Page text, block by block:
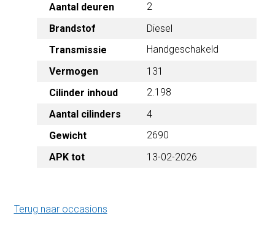
Aantal deuren
2
Brandstof
Diesel
Transmissie
Handgeschakeld
Vermogen
131
Cilinder inhoud
2.198
Aantal cilinders
4
Gewicht
2690
APK tot
13-02-2026
Terug naar occasions